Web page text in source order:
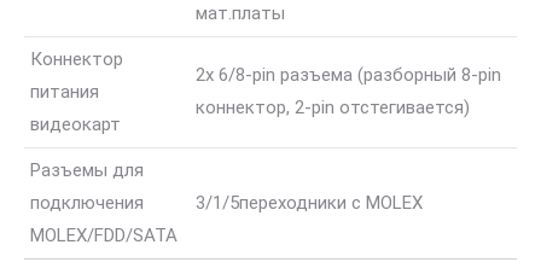
мат.платы
Коннектор
питания
видеокарт
2x 6/8-pin разъема (разборный 8-pin
коннектор, 2-pin отстегивается)
Разъемы для
подключения
MOLEX/FDD/SATA
3/1/5переходники с MOLEX